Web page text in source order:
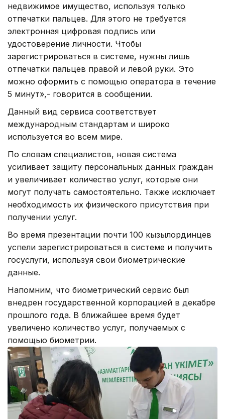
недвижимое имущество, используя только
отпечатки пальцев. Для этого не требуется
электронная цифровая подпись или
удостоверение личности. Чтобы
зарегистрироваться в системе, нужны лишь
отпечатки пальцев правой и левой руки. Это
можно оформить с помощью оператора в течение
5 минут»,- говорится в сообщении.
Данный вид сервиса соответствует
международным стандартам и широко
используется во всем мире.
По словам специалистов, новая система
усиливает защиту персональных данных граждан
и увеличивает количество услуг, которые они
могут получать самостоятельно. Также исключает
необходимость их физического присутствия при
получении услуг.
Во время презентации почти 100 кызылординцев
успели зарегистрироваться в системе и получить
госуслуги, используя свои биометрические
данные.
Напомним, что биометрический сервис был
внедрен государственной корпорацией в декабре
прошлого года. В ближайшее время будет
увеличено количество услуг, получаемых с
помощью биометрии.